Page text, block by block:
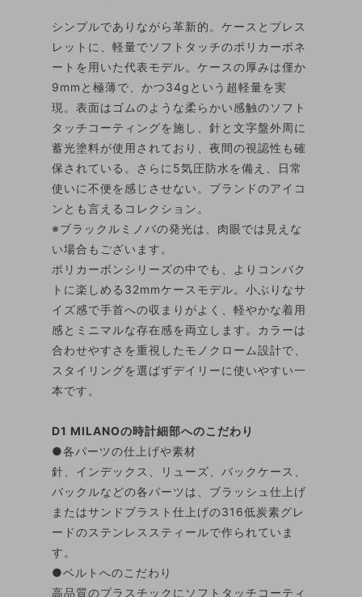
シンプルでありながら革新的。ケースとブレス
レットに、軽量でソフトタッチのポリカーボネ
ートを用いた代表モデル。ケースの厚みは僅か
9mmと極薄で、かつ34gという超軽量を実
現。表面はゴムのような柔らかい感触のソフト
タッチコーティングを施し、針と文字盤外周に
蓄光塗料が使用されており、夜間の視認性も確
保されている。さらに5気圧防水を備え、日常
使いに不便を感じさせない。ブランドのアイコ
ンとも言えるコレクション。
※ブラックルミノバの発光は、肉眼では見えな
い場合もございます。
ポリカーボンシリーズの中でも、よりコンパク
トに楽しめる32mmケースモデル。小ぶりなサ
イズ感で手首への収まりがよく、軽やかな着用
感とミニマルな存在感を両立します。カラーは
合わせやすさを重視したモノクローム設計で、
スタイリングを選ばずデイリーに使いやすい一
本です。
D1 MILANOの時計細部へのこだわり
●各パーツの仕上げや素材
針、インデックス、リューズ、バックケース、
バックルなどの各パーツは、ブラッシュ仕上げ
またはサンドブラスト仕上げの316低炭素グレ
ードのステンレススティールで作られていま
す。
●ベルトへのこだわり
高品質のプラスチックにソフトタッチコーティ